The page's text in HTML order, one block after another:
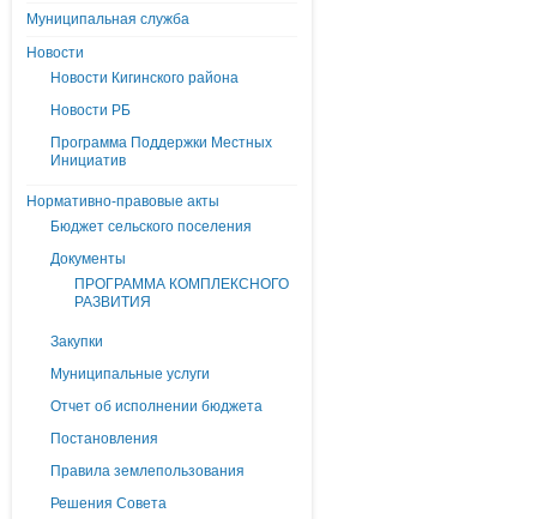
Муниципальная служба
Новости
Новости Кигинского района
Новости РБ
Программа Поддержки Местных
Инициатив
Нормативно-правовые акты
Бюджет сельского поселения
Документы
ПРОГРАММА КОМПЛЕКСНОГО
РАЗВИТИЯ
Закупки
Муниципальные услуги
Отчет об исполнении бюджета
Постановления
Правила землепользования
Решения Совета